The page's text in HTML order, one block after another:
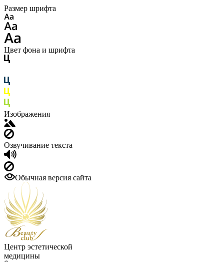
Размер шрифта
Цвет фона и шрифта
Изображения
Озвучивание текста
Обычная версия сайта
Центр эстетической
медицины